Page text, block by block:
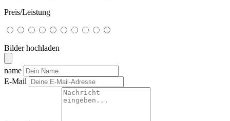
Preis/Leistung
Bilder hochladen
name
E-Mail